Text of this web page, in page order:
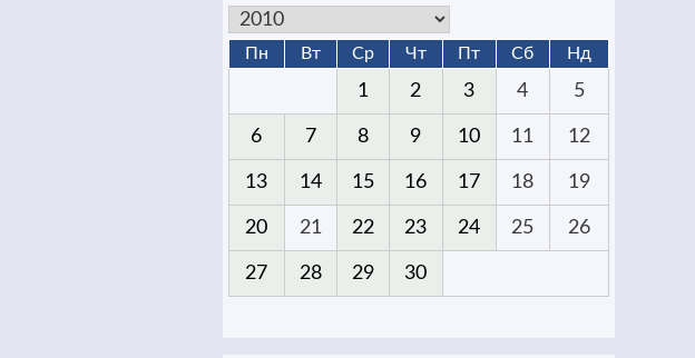
Пн Вт Ср Чт Пт Сб Нд
1 2 3 4 5
6 7 8 9 10 11 12
13 14 15 16 17 18 19
20 21 22 23 24 25 26
27 28 29 30